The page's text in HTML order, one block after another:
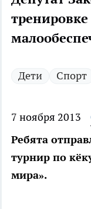
тренировке
Дети Спорт
7 ноября 2013
Ребята
турнир по
мира».